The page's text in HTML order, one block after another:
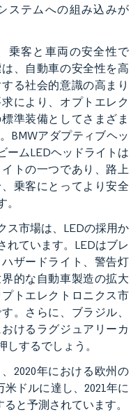
ステムへの組み込みが
乗客と車両の安全性で
、自動車の安全性を高
る社会的意識の高まり
により、オプトエレク
準装備としてさまざま
BMWアダプティブヘッ
ームLEDヘッドライトは
トの一つであり、路上
乗客にとってより安全
ス市場は、LEDの採用か
れています。LEDはブレ
ザードライト、警告灯
的な自動車製造の拡大
トエレクトロニクス市
。さらに、ブラジル、
けるラグジュアリーカ
するでしょう。
2020年における欧州の
米ドルに達し、2021年に
と予測されています。